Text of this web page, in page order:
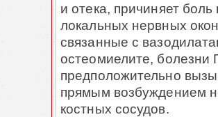
и отека, причиняет
локаль­ных нервных
связанные с
остеомиелите, болезни
предположительно
прямым возбуждением
костных сосудов.